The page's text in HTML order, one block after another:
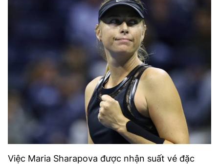
Việc Maria Sharapova được nhận suất vé đặc